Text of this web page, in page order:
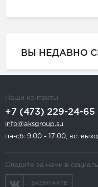
ВЫ НЕДАВНО
Наши контакты
+7 (473) 229-24-65
info@aksgroup.su
пн-сб: 9:00 - 17:00, вс:
Следите за нами в
ВКОНТАКТЕ